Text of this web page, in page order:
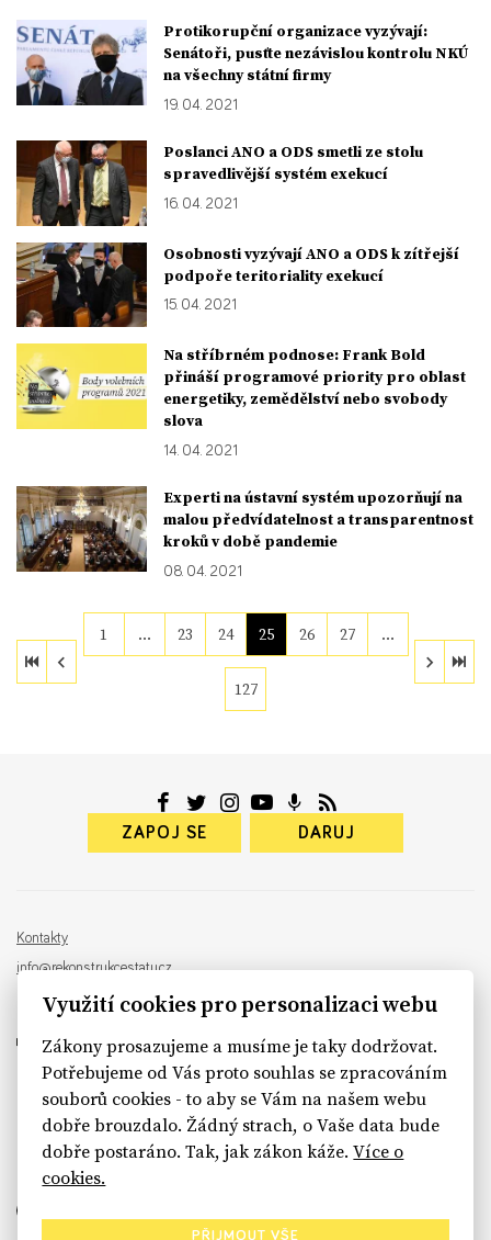
Protikorupční organizace vyzývají:
Senátoři, pusťte nezávislou kontrolu NKÚ
na všechny státní firmy
19. 04. 2021
Poslanci ANO a ODS smetli ze stolu
spravedlivější systém exekucí
16. 04. 2021
Osobnosti vyzývají ANO a ODS k zítřejší
podpoře teritoriality exekucí
15. 04. 2021
Na stříbrném podnose: Frank Bold
přináší programové priority pro oblast
energetiky, zemědělství nebo svobody
slova
14. 04. 2021
Experti na ústavní systém upozorňují na
malou předvídatelnost a transparentnost
kroků v době pandemie
08. 04. 2021
1 … 23 24 25 26 27 …
127
ZAPOJ SE DARUJ
Kontakty
info@rekonstrukcestatu.cz
Návrh a vývoj: Sinfin , ilustrace:
sinfin.digital
Využití cookies pro personalizaci webu
Zákony prosazujeme a musíme je taky dodržovat.
Potřebujeme od Vás proto souhlas se zpracováním
souborů cookies - to aby se Vám na našem webu
dobře brouzdalo. Žádný strach, o Vaše data bude
dobře postaráno. Tak, jak zákon káže.Více o
cookies.
PŘIJMOUT VŠE